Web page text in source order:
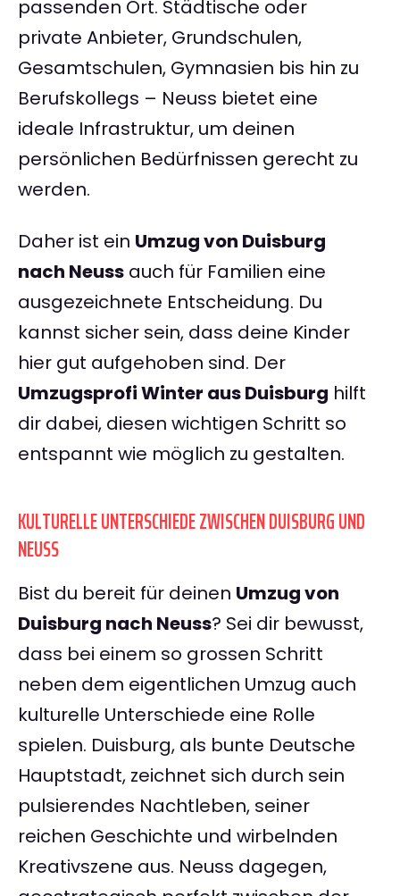
passenden Ort. Städtische oder
private Anbieter, Grundschulen,
Gesamtschulen, Gymnasien bis hin zu
Berufskollegs – Neuss bietet eine
ideale Infrastruktur, um deinen
persönlichen Bedürfnissen gerecht zu
werden.
Daher ist ein Umzug von Duisburg
nach Neuss auch für Familien eine
ausgezeichnete Entscheidung. Du
kannst sicher sein, dass deine Kinder
hier gut aufgehoben sind. Der
Umzugsprofi Winter aus Duisburg hilft
dir dabei, diesen wichtigen Schritt so
entspannt wie möglich zu gestalten.
KULTURELLE UNTERSCHIEDE ZWISCHEN DUISBURG UND
NEUSS
Bist du bereit für deinen Umzug von
Duisburg nach Neuss? Sei dir bewusst,
dass bei einem so grossen Schritt
neben dem eigentlichen Umzug auch
kulturelle Unterschiede eine Rolle
spielen. Duisburg, als bunte Deutsche
Hauptstadt, zeichnet sich durch sein
pulsierendes Nachtleben, seiner
reichen Geschichte und wirbelnden
Kreativszene aus. Neuss dagegen,